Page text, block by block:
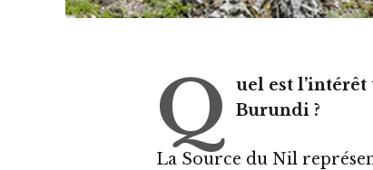
Q
uel est
Burundi ?
La Source du Nil